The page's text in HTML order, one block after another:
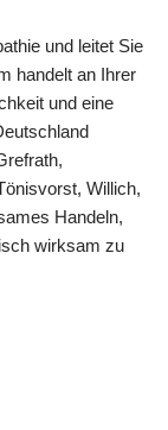
und leitet Sie
handelt an Ihrer
und eine
Willich,
Handeln,
wirksam zu